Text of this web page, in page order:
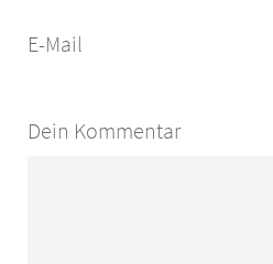
E-Mail
Dein Kommentar